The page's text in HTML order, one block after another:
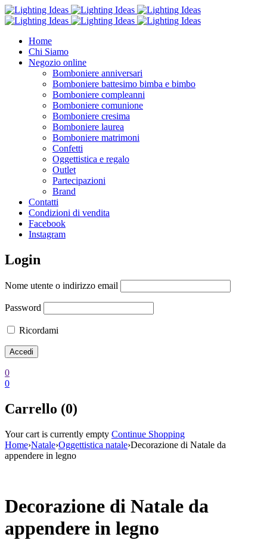
Home
Chi Siamo
Negozio online
Bomboniere anniversari
Bomboniere battesimo bimba e bimbo
Bomboniere compleanni
Bomboniere comunione
Bomboniere cresima
Bomboniere laurea
Bomboniere matrimoni
Confetti
Oggettistica e regalo
Outlet
Partecipazioni
Brand
Contatti
Condizioni di vendita
Facebook
Instagram
Login
Nome utente o indirizzo email
Password
Ricordami
0
0
Carrello (0)
Your cart is currently empty Continue Shopping
Home›Natale›Oggettistica natale›Decorazione di Natale da
appendere in legno
Decorazione di Natale da
appendere in legno